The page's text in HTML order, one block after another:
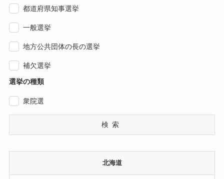
都道府県知事選挙
一般選挙
地方公共団体の長の選挙
補欠選挙
選挙の種類
衆院選
検索
北海道